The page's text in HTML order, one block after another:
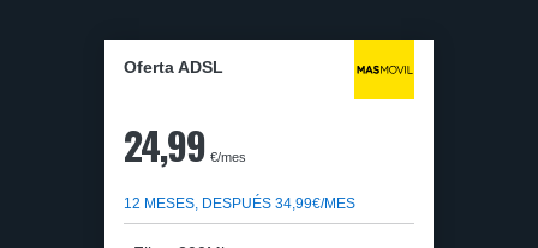
Oferta ADSL
24,99 €/mes
12 MESES, DESPUÉS 34,99€/MES